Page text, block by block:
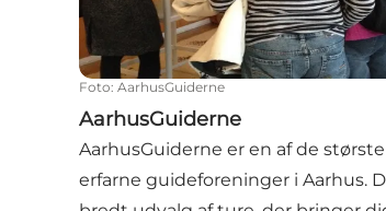
Foto: AarhusGuiderne
AarhusGuiderne
AarhusGuiderne er en af de
erfarne guideforeninger i Aarhus.